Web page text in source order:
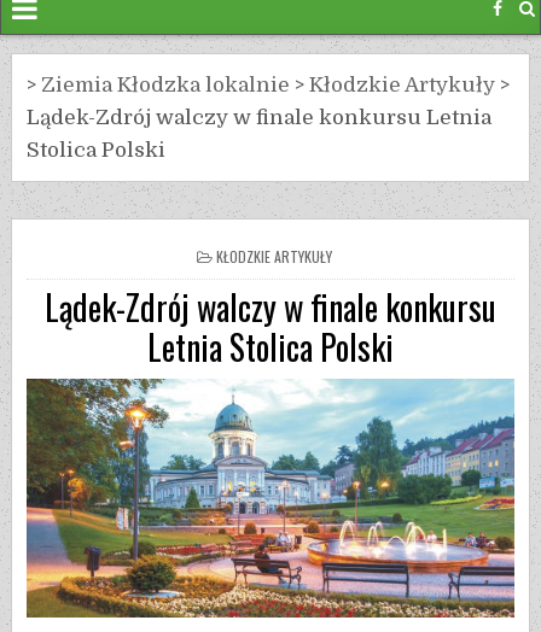
> Ziemia Kłodzka lokalnie >Kłodzkie Artykuły >
Lądek-Zdrój walczy w finale konkursu Letnia
Stolica Polski
KŁODZKIE ARTYKUŁY
Lądek-Zdrój walczy w finale konkursu
Letnia Stolica Polski